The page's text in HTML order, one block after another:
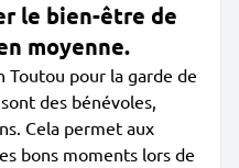
le bien-être de
moyenne.
Toutou pour la garde de
des bénévoles,
Cela permet aux
bons moments lors de